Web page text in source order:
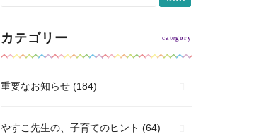
カテゴリー
重要なお知らせ (184)
やすこ先生の、子育てのヒント (64)